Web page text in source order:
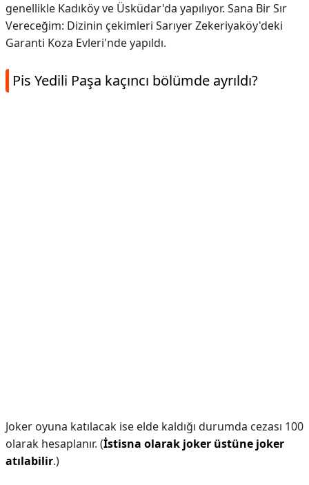
genellikle Kadıköy ve Üsküdar'da yapılıyor. Sana Bir Sır
Vereceğim: Dizinin çekimleri Sarıyer Zekeriyaköy'deki
Garanti Koza Evleri'nde yapıldı.
Pis Yedili Paşa kaçıncı bölümde ayrıldı?
Joker oyuna katılacak ise elde kaldığı durumda cezası 100
olarak hesaplanır. (İstisna olarak joker üstüne joker
atılabilir.)